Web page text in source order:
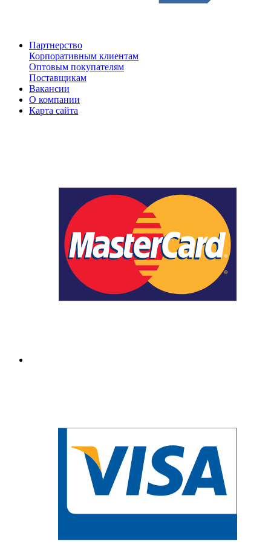
Партнерство
Корпоративным клиентам
Оптовым покупателям
Поставщикам
Вакансии
О компании
Карта сайта